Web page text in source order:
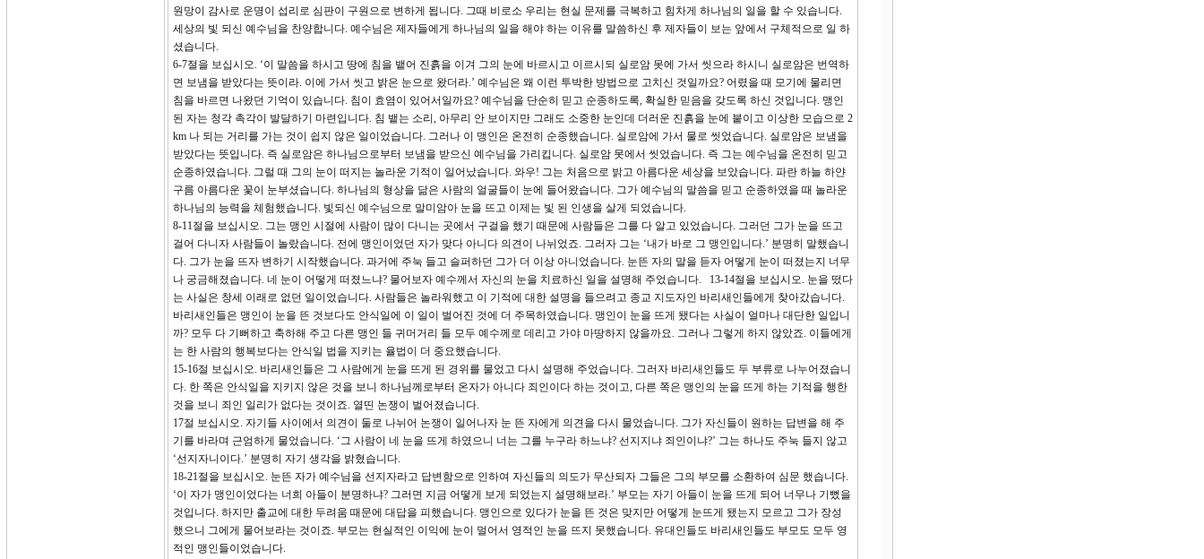
원망이 감사로 운명이 섭리로 심판이 구원으로 변하게 됩니다. 그때 비로소 우리는 현실 문제를 극복하고 힘차게 하나님의 일을 할 수 있습니다.
세상의 빛 되신 예수님을 찬양합니다. 예수님은 제자들에게 하나님의 일을 해야 하는 이유를 말씀하신 후 제자들이 보는 앞에서 구체적으로 일 하
셨습니다.
6-7절을 보십시오. ‘이 말씀을 하시고 땅에 침을 뱉어 진흙을 이겨 그의 눈에 바르시고 이르시되 실로암 못에 가서 씻으라 하시니 실로암은 번역하
면 보냄을 받았다는 뜻이라. 이에 가서 씻고 밝은 눈으로 왔더라.’ 예수님은 왜 이런 투박한 방법으로 고치신 것일까요? 어렸을 때 모기에 물리면
침을 바르면 나왔던 기억이 있습니다. 침이 효염이 있어서일까요? 예수님을 단순히 믿고 순종하도록, 확실한 믿음을 갖도록 하신 것입니다. 맹인
된 자는 청각 촉각이 발달하기 마련입니다. 침 뱉는 소리, 아무리 안 보이지만 그래도 소중한 눈인데 더러운 진흙을 눈에 붙이고 이상한 모습으로 2
km 나 되는 거리를 가는 것이 쉽지 않은 일이었습니다. 그러나 이 맹인은 온전히 순종했습니다. 실로암에 가서 물로 씻었습니다. 실로암은 보냄을
받았다는 뜻입니다. 즉 실로암은 하나님으로부터 보냄을 받으신 예수님을 가리킵니다. 실로암 못에서 씻었습니다. 즉 그는 예수님을 온전히 믿고
순종하였습니다. 그럴 때 그의 눈이 떠지는 놀라운 기적이 일어났습니다. 와우! 그는 처음으로 밝고 아름다운 세상을 보았습니다. 파란 하늘 하얀
구름 아름다운 꽃이 눈부셨습니다. 하나님의 형상을 닮은 사람의 얼굴들이 눈에 들어왔습니다. 그가 예수님의 말씀을 믿고 순종하였을 때 놀라운
하나님의 능력을 체험했습니다. 빛되신 예수님으로 말미암아 눈을 뜨고 이제는 빛 된 인생을 살게 되었습니다.
8-11절을 보십시오. 그는 맹인 시절에 사람이 많이 다니는 곳에서 구걸을 했기 때문에 사람들은 그를 다 알고 있었습니다. 그러던 그가 눈을 뜨고
걸어 다니자 사람들이 놀랐습니다. 전에 맹인이었던 자가 맞다 아니다 의견이 나뉘었죠. 그러자 그는 ‘내가 바로 그 맹인입니다.’ 분명히 말했습니
다. 그가 눈을 뜨자 변하기 시작했습니다. 과거에 주눅 들고 슬퍼하던 그가 더 이상 아니었습니다. 눈뜬 자의 말을 듣자 어떻게 눈이 떠졌는지 너무
나 궁금해졌습니다. 네 눈이 어떻게 떠졌느냐? 물어보자 예수께서 자신의 눈을 치료하신 일을 설명해 주었습니다. 13-14절을 보십시오. 눈을 떴다
는 사실은 창세 이래로 없던 일이었습니다. 사람들은 놀라워했고 이 기적에 대한 설명을 들으려고 종교 지도자인 바리새인들에게 찾아갔습니다.
바리새인들은 맹인이 눈을 뜬 것보다도 안식일에 이 일이 벌어진 것에 더 주목하였습니다. 맹인이 눈을 뜨게 됐다는 사실이 얼마나 대단한 일입니
까? 모두 다 기뻐하고 축하해 주고 다른 맹인 들 귀머거리 들 모두 예수께로 데리고 가야 마땅하지 않을까요. 그러나 그렇게 하지 않았죠. 이들에게
는 한 사람의 행복보다는 안식일 법을 지키는 율법이 더 중요했습니다.
15-16절 보십시오. 바리새인들은 그 사람에게 눈을 뜨게 된 경위를 물었고 다시 설명해 주었습니다. 그러자 바리새인들도 두 부류로 나누어졌습니
다. 한 쪽은 안식일을 지키지 않은 것을 보니 하나님께로부터 온자가 아니다 죄인이다 하는 것이고, 다른 쪽은 맹인의 눈을 뜨게 하는 기적을 행한
것을 보니 죄인 일리가 없다는 것이죠. 열띤 논쟁이 벌어졌습니다.
17절 보십시오. 자기들 사이에서 의견이 둘로 나뉘어 논쟁이 일어나자 눈 뜬 자에게 의견을 다시 물었습니다. 그가 자신들이 원하는 답변을 해 주
기를 바라며 근엄하게 물었습니다. ‘그 사람이 네 눈을 뜨게 하였으니 너는 그를 누구라 하느냐? 선지지냐 죄인이냐?’ 그는 하나도 주눅 들지 않고
‘선지자니이다.’ 분명히 자기 생각을 밝혔습니다.
18-21절을 보십시오. 눈뜬 자가 예수님을 선지자라고 답변함으로 인하여 자신들의 의도가 무산되자 그들은 그의 부모를 소환하여 심문 했습니다.
‘이 자가 맹인이었다는 너희 아들이 분명하냐? 그러면 지금 어떻게 보게 되었는지 설명해보라.’ 부모는 자기 아들이 눈을 뜨게 되어 너무나 기뻤을
것입니다. 하지만 출교에 대한 두려움 때문에 대답을 피했습니다. 맹인으로 있다가 눈을 뜬 것은 맞지만 어떻게 눈뜨게 됐는지 모르고 그가 장성
했으니 그에게 물어보라는 것이죠. 부모는 현실적인 이익에 눈이 멀어서 영적인 눈을 뜨지 못했습니다. 유대인들도 바리새인들도 부모도 모두 영
적인 맹인들이었습니다.